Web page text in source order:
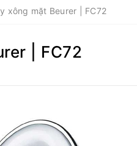
xông mặt Beurer | FC72
| FC72